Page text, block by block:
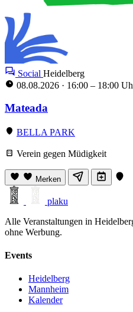
Social Heidelberg
08.08.2026 · 16:00 – 18:00
Mateada
BELLA PARK
Verein gegen Müdigkeit
Merken
plaku
Alle Veranstaltungen in
ohne Werbung.
Events
Heidelberg
Mannheim
Kalender